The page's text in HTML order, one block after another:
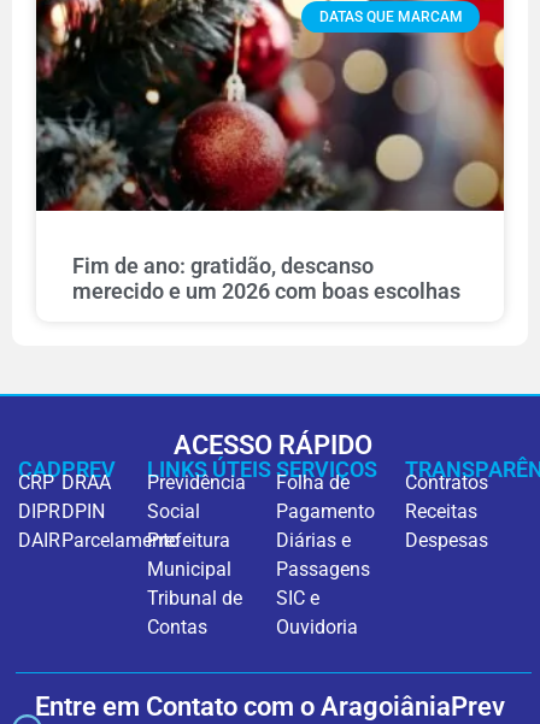
DATAS QUE MARCAM
Fim de ano: gratidão, descanso
merecido e um 2026 com boas escolhas
ACESSO RÁPIDO
CADPREV
CRP
DIPR
DAIR
DRAA
DPIN
Parcelamento
LINKS ÚTEIS
Previdência
Social
Prefeitura
Municipal
Tribunal de
Contas
SERVIÇOS
Folha de
Pagamento
Diárias e
Passagens
SIC e
Ouvidoria
Contratos
Receitas
Despesas
Entre em Contato com o AragoiâniaPrev